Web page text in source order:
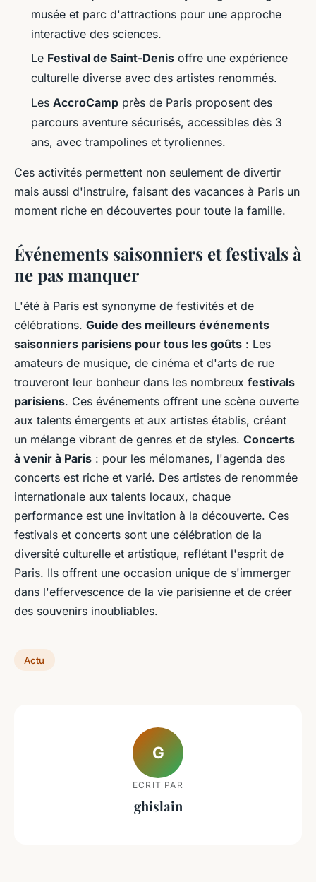
musée et parc d'attractions pour une approche
interactive des sciences.
Le Festival de Saint-Denis offre une expérience
culturelle diverse avec des artistes renommés.
Les AccroCamp près de Paris proposent des
parcours aventure sécurisés, accessibles dès 3
ans, avec trampolines et tyroliennes.
Ces activités permettent non seulement de divertir
mais aussi d'instruire, faisant des vacances à Paris un
moment riche en découvertes pour toute la famille.
Événements saisonniers et festivals à
ne pas manquer
L'été à Paris est synonyme de festivités et de
célébrations. Guide des meilleurs événements
saisonniers parisiens pour tous les goûts : Les
amateurs de musique, de cinéma et d'arts de rue
trouveront leur bonheur dans les nombreux festivals
parisiens. Ces événements offrent une scène ouverte
aux talents émergents et aux artistes établis, créant
un mélange vibrant de genres et de styles. Concerts
à venir à Paris : pour les mélomanes, l'agenda des
concerts est riche et varié. Des artistes de renommée
internationale aux talents locaux, chaque
performance est une invitation à la découverte. Ces
festivals et concerts sont une célébration de la
diversité culturelle et artistique, reflétant l'esprit de
Paris. Ils offrent une occasion unique de s'immerger
dans l'effervescence de la vie parisienne et de créer
des souvenirs inoubliables.
Actu
G
ECRIT PAR
ghislain